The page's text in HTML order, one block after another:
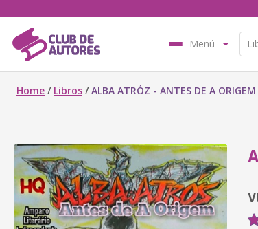
Menú
Home / Libros /ALBA ATRÓZ - ANTES DE A ORIGEM